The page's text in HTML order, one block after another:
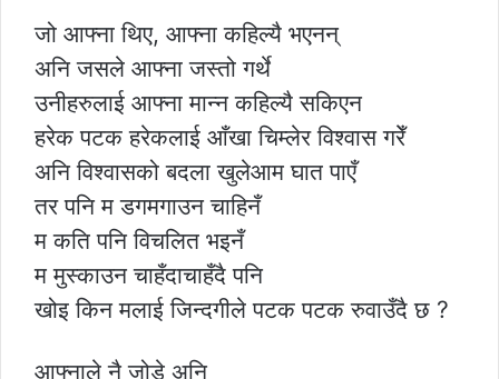
जो आफ्ना थिए, आफ्ना कहिल्यै भएनन्
अनि जसले आफ्ना जस्तो गर्थे
उनीहरुलाई आफ्ना मान्न कहिल्यै सकिएन
हरेक पटक हरेकलाई आँखा चिम्लेर विश्वास गरेँ
अनि विश्वासको बदला खुलेआम घात पाएँ
तर पनि म डगमगाउन चाहिनँ
म कति पनि विचलित भइनँ
म मुस्काउन चाहँदाचाहँदै पनि
खोइ किन मलाई जिन्दगीले पटक पटक रुवाउँदै छ ?
आफ्नाले नै जोडे अनि